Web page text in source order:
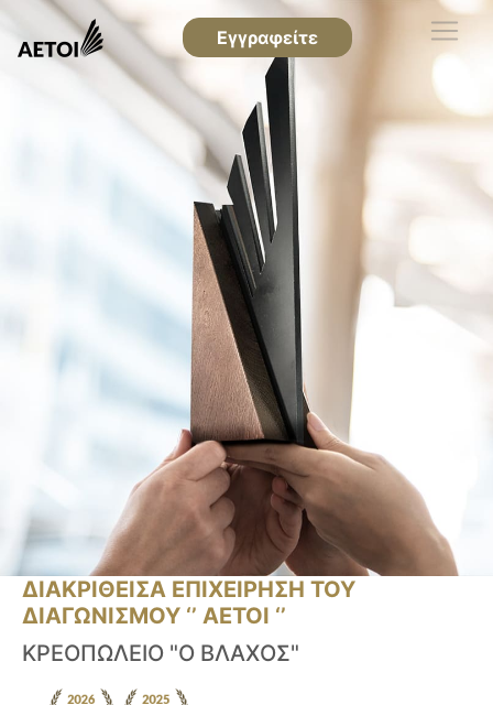
Εγγραφείτε
ΔΙΑΚΡΙΘΕΙΣΑ ΕΠΙΧΕΙΡΗΣΗ ΤΟΥ
ΔΙΑΓΩΝΙΣΜΟΥ ‘’ ΑΕΤΟΙ ‘’
ΚΡΕΟΠΩΛΕΙΟ "Ο ΒΛΑΧΟΣ"